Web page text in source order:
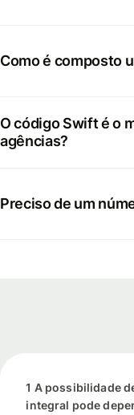
Como é composto
O código Swift é o
agências?
Preciso de um
1 A possibilidade
integral pode